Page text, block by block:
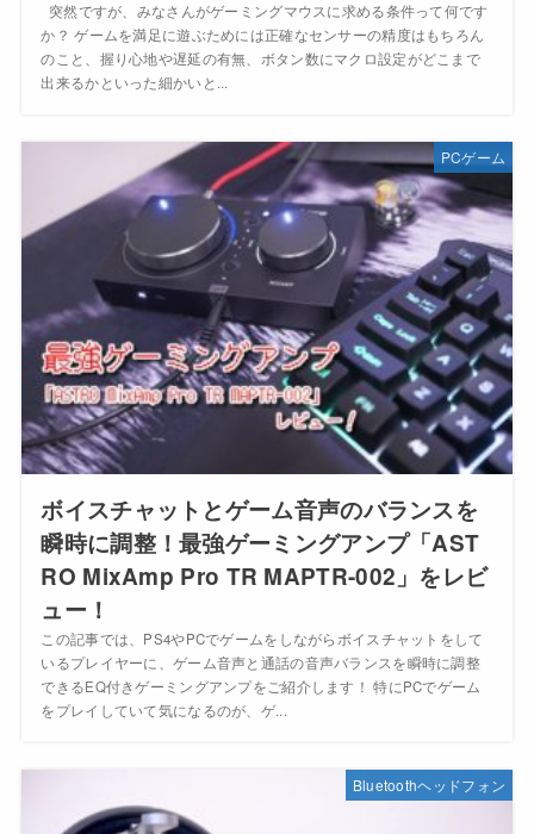
突然ですが、みなさんがゲーミングマウスに求める条件って何です
か？ ゲームを満足に遊ぶためには正確なセンサーの精度はもちろん
のこと、握り心地や遅延の有無、ボタン数にマクロ設定がどこまで
出来るかといった細かいと...
PCゲーム
ボイスチャットとゲーム音声のバランスを
瞬時に調整！最強ゲーミングアンプ「AST
RO MixAmp Pro TR MAPTR-002」をレビ
ュー！
この記事では、PS4やPCでゲームをしながらボイスチャットをして
いるプレイヤーに、ゲーム音声と通話の音声バランスを瞬時に調整
できるEQ付きゲーミングアンプをご紹介します！ 特にPCでゲーム
をプレイしていて気になるのが、ゲ...
Bluetoothヘッドフォン